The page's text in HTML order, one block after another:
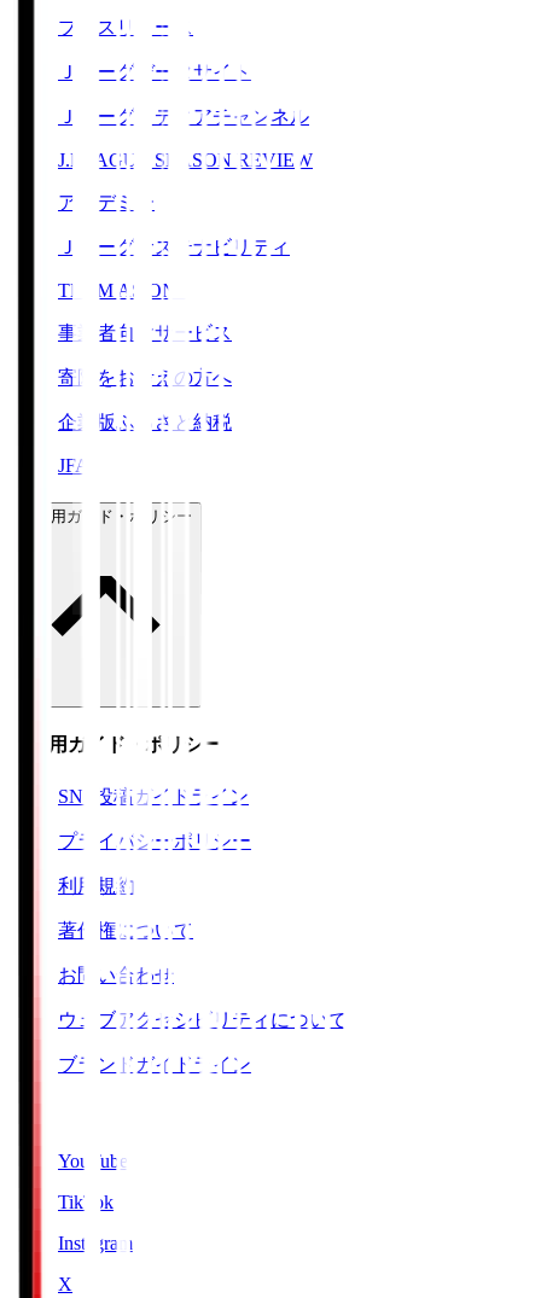
プレスリリース
Ｊリーグデータサイト
Ｊリーグメディアチャンネル
J.LEAGUE SEASON REVIEW
アカデミー
Ｊリーグサステナビリティ
TEAM AS ONE
事業者向けサービス
寄附をお考えの方へ
企業版ふるさと納税
JFA
ご利用ガイド・ポリシー
ご利用ガイド・ポリシー
SNS投稿ガイドライン
プライバシーポリシー
利用規約
著作権について
お問い合わせ
ウェブアクセシビリティについて
ブランドガイドライン
YouTube
TikTok
Instagram
X